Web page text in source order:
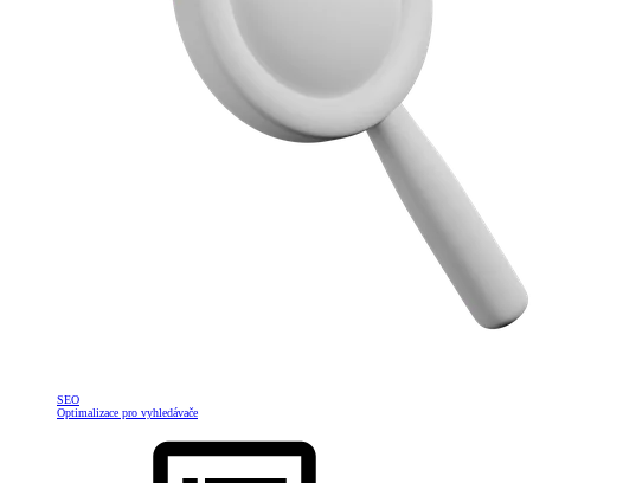
SEO
Optimalizace pro vyhledávače